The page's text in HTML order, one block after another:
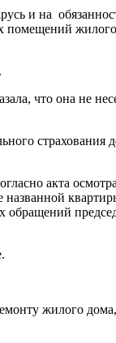
и на
жилого
что она не
акта
названной
обращений
жилого